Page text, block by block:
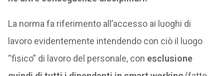
La norma fa riferimento all’accesso ai luoghi di
lavoro evidentemente intendendo con ciò il luogo
“fisico” di lavoro del personale, con esclusione